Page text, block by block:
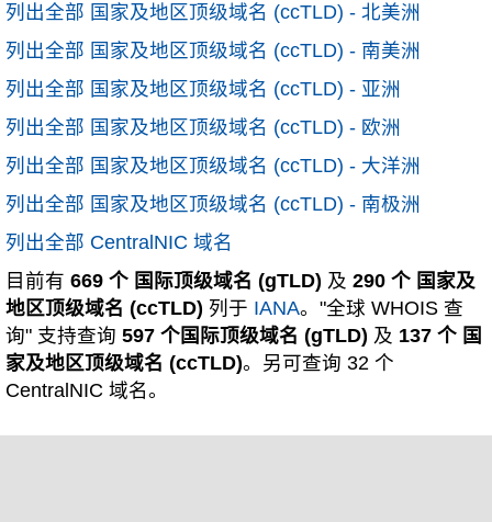
列出全部 国家及地区顶级域名 (ccTLD) - 北美洲
列出全部 国家及地区顶级域名 (ccTLD) - 南美洲
列出全部 国家及地区顶级域名 (ccTLD) - 亚洲
列出全部 国家及地区顶级域名 (ccTLD) - 欧洲
列出全部 国家及地区顶级域名 (ccTLD) - 大洋洲
列出全部 国家及地区顶级域名 (ccTLD) - 南极洲
列出全部 CentralNIC 域名
目前有 669 个 国际顶级域名 (gTLD) 及 290 个 国家及
地区顶级域名 (ccTLD) 列于 IANA。"全球 WHOIS 查
询" 支持查询 597 个国际顶级域名 (gTLD) 及 137 个 国
家及地区顶级域名 (ccTLD)。另可查询 32 个
CentralNIC 域名。